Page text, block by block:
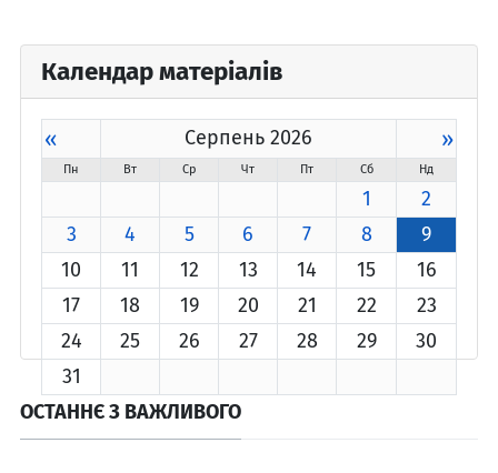
Календар матеріалів
« Серпень 2026 »
Пн Вт Ср Чт Пт Сб Нд
1
2
3
4 5 6 7 8
9
10
11 12 13 14 15
16
17
18 19 20 21 22
23
24
25 26 27 28 29
30
31
ОСТАННЄ З ВАЖЛИВОГО